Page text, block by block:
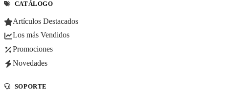
CATÁLOGO
Artículos Destacados
Los más Vendidos
Promociones
Novedades
SOPORTE